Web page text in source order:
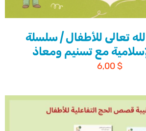
تعالى للأطفال | سلسلة
مع تسنيم ومعاذ
6,00$